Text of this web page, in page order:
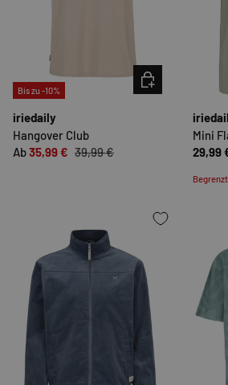
Bis zu -10%
iriedaily
Hangover Club
Ab35,99 € 39,99 €
OPTIONEN
Mini
29,99